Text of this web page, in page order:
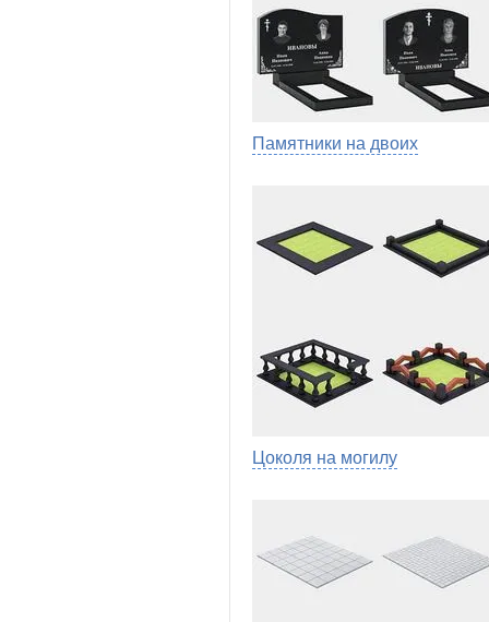
Памятники на двоих
Цоколя на могилу